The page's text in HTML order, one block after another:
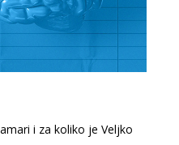
i za koliko je Veljko